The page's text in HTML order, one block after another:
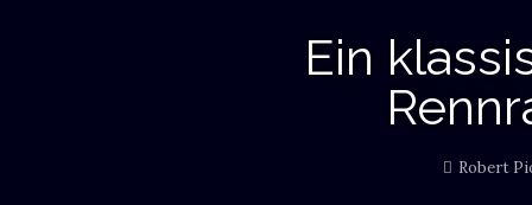
Ein
Robert